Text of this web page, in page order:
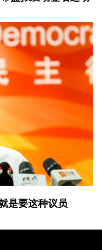
是要这种议员